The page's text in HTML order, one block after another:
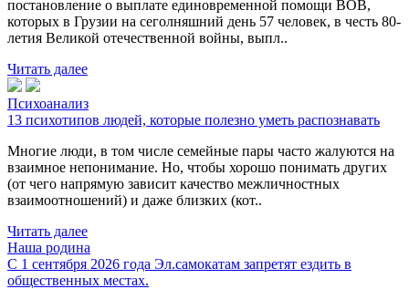
постановление о выплате единовременной помощи ВОВ,
которых в Грузии на сеголняшний день 57 человек, в честь 80-
летия Великой отечественной войны, выпл..
Читать далее
Психоанализ
13 психотипов людей, которые полезно уметь распознавать
Многие люди, в том числе семейные пары часто жалуются на
взаимное непонимание. Но, чтобы хорошо понимать других
(от чего напрямую зависит качество межличностных
взаимоотношений) и даже близких (кот..
Читать далее
Наша родина
С 1 сентября 2026 года Эл.самокатам запретят ездить в
общественных местах.